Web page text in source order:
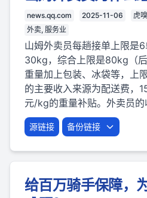
news.qq.com 2025-11-06 虎
外卖, 服务业
山姆外卖员每趟接单上限是
30kg，综合上限是80kg（
重量加上包装、冰袋等，上
的主要收入来源为配送费，
元/kg的重量补贴。外卖员
源链接 备份链接
给百万骑手保障，